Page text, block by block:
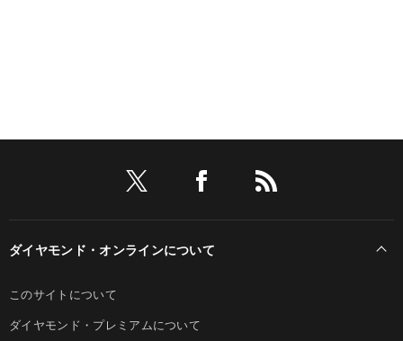
ダイヤモンド・オンラインについて
このサイトについて
ダイヤモンド・プレミアムについて